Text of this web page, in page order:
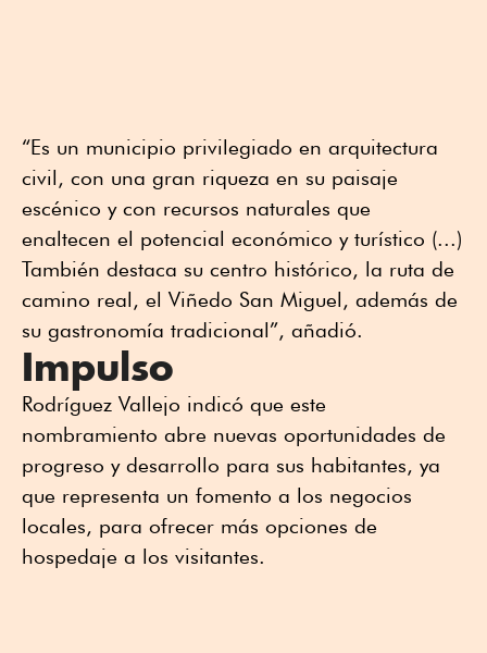
“Es un municipio privilegiado en arquitectura
civil, con una gran riqueza en su paisaje
escénico y con recursos naturales que
enaltecen el potencial económico y turístico (...)
También destaca su centro histórico, la ruta de
camino real, el Viñedo San Miguel, además de
su gastronomía tradicional”, añadió.
Impulso
Rodríguez Vallejo indicó que este
nombramiento abre nuevas oportunidades de
progreso y desarrollo para sus habitantes, ya
que representa un fomento a los negocios
locales, para ofrecer más opciones de
hospedaje a los visitantes.